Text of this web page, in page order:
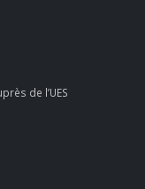
de l’UES